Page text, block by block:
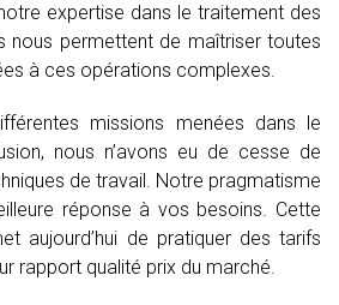
expertise dans le traitement des
nous permettent de maîtriser toutes
à ces opérations complexes.
missions menées dans le
nous n’avons eu de cesse de
de travail. Notre pragmatisme
réponse à vos besoins. Cette
aujourd’hui de pratiquer des tarifs
rapport qualité prix du marché.